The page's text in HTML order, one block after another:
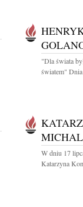
"Dla świata
światem"
W dniu 17
Katarzyna